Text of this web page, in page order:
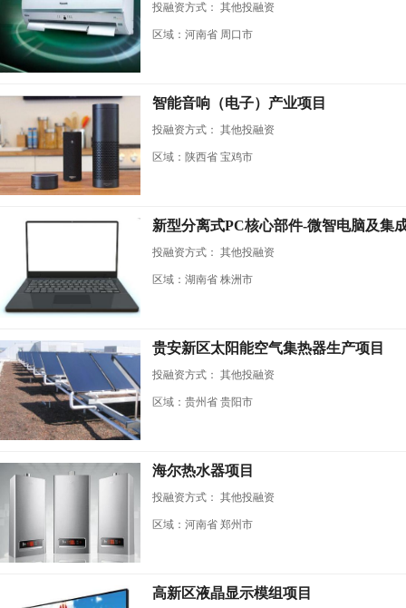
投融资方式： 其他投融资
区域：河南省 周口市
智能音响（电子）产业项目
投融资方式： 其他投融资
区域：陕西省 宝鸡市
新型分离式PC核心部件-微智电脑及集
投融资方式： 其他投融资
区域：湖南省 株洲市
贵安新区太阳能空气集热器生产项目
投融资方式： 其他投融资
区域：贵州省 贵阳市
海尔热水器项目
投融资方式： 其他投融资
区域：河南省 郑州市
高新区液晶显示模组项目